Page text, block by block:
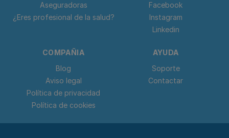
Aseguradoras
¿Eres profesional de la salud?
Facebook
Instagram
Linkedin
COMPAÑIA
Blog
Aviso legal
Política de privacidad
Política de cookies
AYUDA
Soporte
Contactar